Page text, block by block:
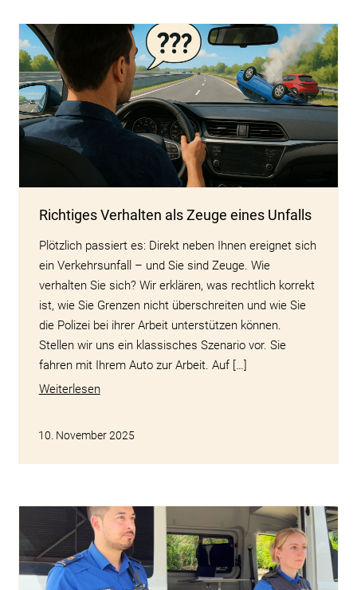
Richtiges Verhalten als Zeuge eines Unfalls
Plötzlich passiert es: Direkt neben Ihnen ereignet sich
ein Verkehrsunfall – und Sie sind Zeuge. Wie
verhalten Sie sich? Wir erklären, was rechtlich korrekt
ist, wie Sie Grenzen nicht überschreiten und wie Sie
die Polizei bei ihrer Arbeit unterstützen können.
Stellen wir uns ein klassisches Szenario vor. Sie
fahren mit Ihrem Auto zur Arbeit. Auf […]
Weiterlesen
10. November 2025